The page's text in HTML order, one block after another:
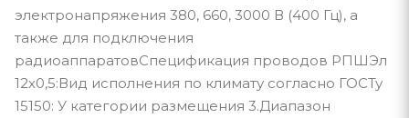
электронапряжения 380, 660, 3000 В (400 Гц), а
также для подключения
радиоаппаратовСпецификация проводов РПШЭл
12х0,5:Вид исполнения по климату согласно ГОСТу
15150: У категории размещения 3.Диапазон